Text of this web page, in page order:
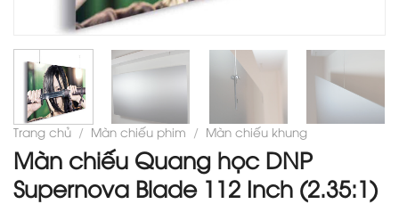
Trang chủ / Màn chiếu phim / Màn chiếu khung
Màn chiếu Quang học DNP
Supernova Blade 112 Inch (2.35:1)